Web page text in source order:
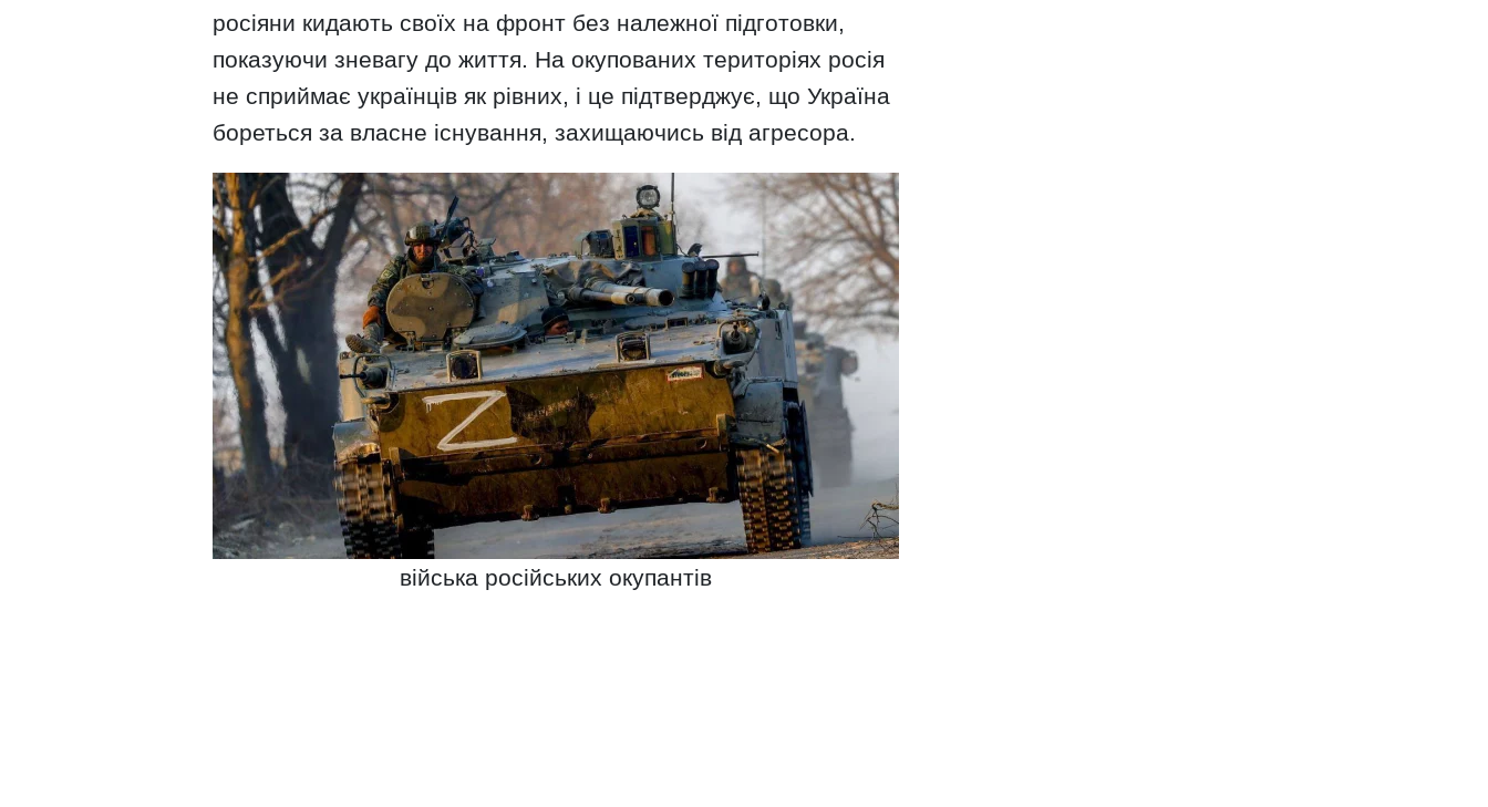
росіяни кидають своїх на фронт без належної підготовки,
показуючи зневагу до життя. На окупованих територіях росія
не сприймає українців як рівних, і це підтверджує, що Україна
бореться за власне існування, захищаючись від агресора.
війська російських окупантів